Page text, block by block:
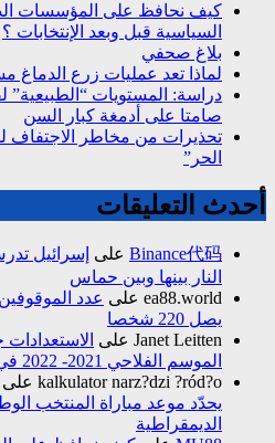
كيف نحافظ على المؤسسات
السياسية قبل وبعد الإنتخابات ؟
بلاغ صحفي
لماذا تعد عمليات زرع الدماغ
صامتا على أدمغة كبار السن
تحذيرات من مخاطر الاجتفاف
الحر”
أحدث التعليقات
Binance代码 على إسرائيل
النار بينها وبين حماس
ea88.world على عدد
يصل 220 شخصا
Janet Leitten على
الموسم الفلاحي 2021- 2022 في أفضل الظروف
kalkulator narz?dzi ?ród?o على
يحدّد موعد مباراة المنتخب
الديمقراطية